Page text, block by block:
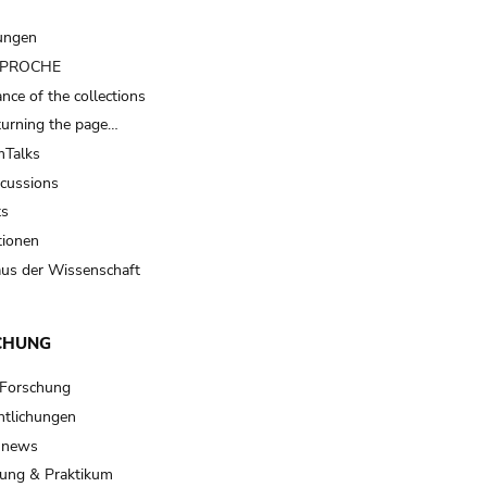
of the collections
the page…
der Wissenschaft
& Praktikum